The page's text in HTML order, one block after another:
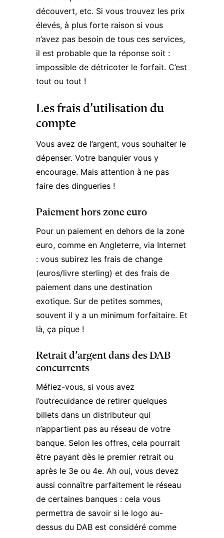
découvert, etc. Si vous trouvez les prix
élevés, à plus forte raison si vous
n’avez pas besoin de tous ces services,
il est probable que la réponse soit :
impossible de détricoter le forfait. C’est
tout ou tout !
Les frais d’utilisation du
compte
Vous avez de l’argent, vous souhaiter le
dépenser. Votre banquier vous y
encourage. Mais attention à ne pas
faire des dingueries !
Paiement hors zone euro
Pour un paiement en dehors de la zone
euro, comme en Angleterre, via Internet
: vous subirez les frais de change
(euros/livre sterling) et des frais de
paiement dans une destination
exotique. Sur de petites sommes,
souvent il y a un minimum forfaitaire. Et
là, ça pique !
Retrait d’argent dans des DAB
concurrents
Méfiez-vous, si vous avez
l’outrecuidance de retirer quelques
billets dans un distributeur qui
n’appartient pas au réseau de votre
banque. Selon les offres, cela pourrait
être payant dès le premier retrait ou
après le 3e ou 4e. Ah oui, vous devez
aussi connaître parfaitement le réseau
de certaines banques : cela vous
permettra de savoir si le logo au-
dessus du DAB est considéré comme